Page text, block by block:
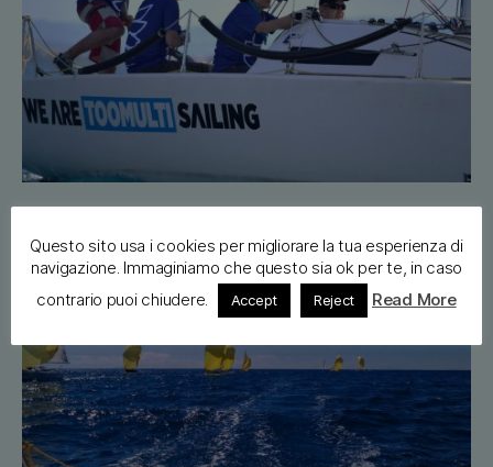
Questo sito usa i cookies per migliorare la tua esperienza di
navigazione. Immaginiamo che questo sia ok per te, in caso
contrario puoi chiudere.
Accept Reject Read More